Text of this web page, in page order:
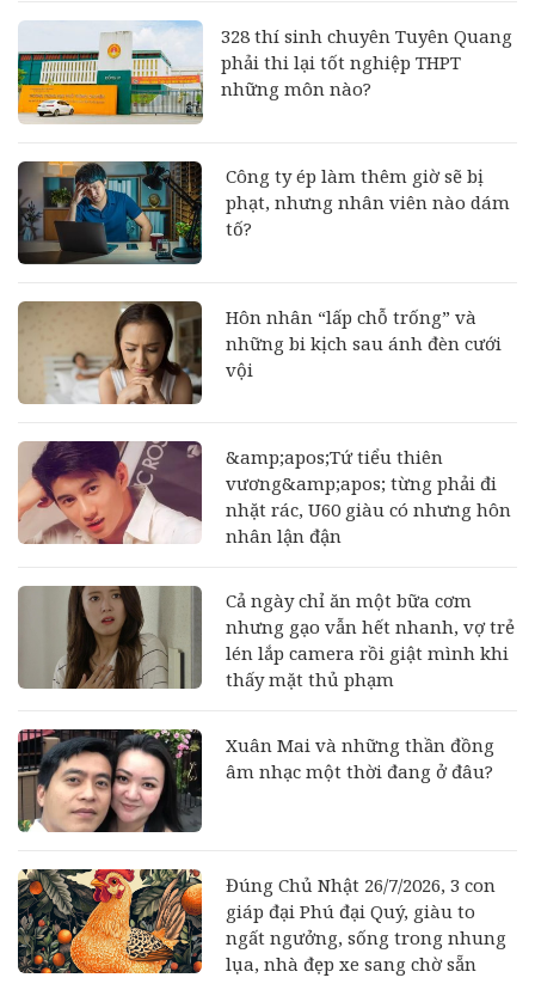
328 thí sinh chuyên Tuyên Quang
phải thi lại tốt nghiệp THPT
những môn nào?
Công ty ép làm thêm giờ sẽ bị
phạt, nhưng nhân viên nào dám
tố?
Hôn nhân “lấp chỗ trống” và
những bi kịch sau ánh đèn cưới
vội
&amp;apos;Tứ tiểu thiên
vương&amp;apos; từng phải đi
nhặt rác, U60 giàu có nhưng hôn
nhân lận đận
Cả ngày chỉ ăn một bữa cơm
nhưng gạo vẫn hết nhanh, vợ trẻ
lén lắp camera rồi giật mình khi
thấy mặt thủ phạm
Xuân Mai và những thần đồng
âm nhạc một thời đang ở đâu?
Đúng Chủ Nhật 26/7/2026, 3 con
giáp đại Phú đại Quý, giàu to
ngất ngưởng, sống trong nhung
lụa, nhà đẹp xe sang chờ sẵn